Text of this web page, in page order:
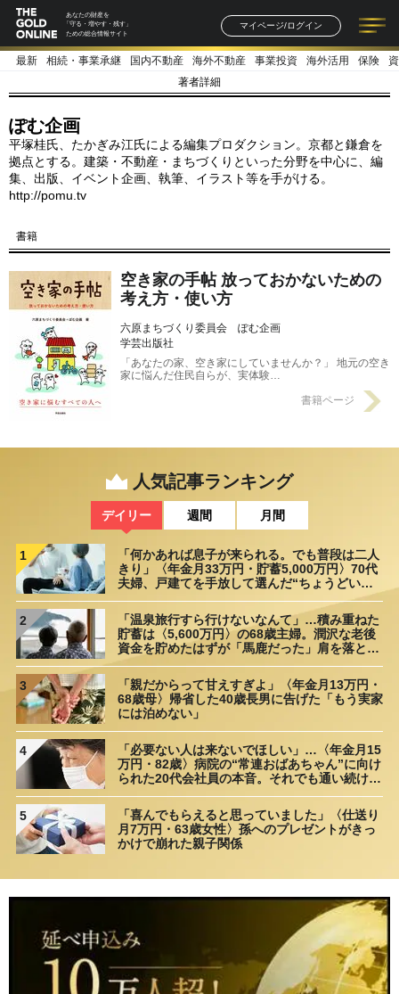
あなたの財産を
「守る・増やす・残す」
ための総合情報サイト
マイページ/ログイン
記事一覧 連載一覧
著者一覧 書籍一覧
最新 相続・事業承継 国内不動産 海外不動産 事業投資 海外活用 保険
著者詳細
ぽむ企画
平塚桂氏、たかぎみ江氏による編集プロダクション。京都と鎌倉を
拠点とする。建築・不動産・まちづくりといった分野を中心に、編
集、出版、イベント企画、執筆、イラスト等を手がける。
http://pomu.tv
書籍
空き家の手帖 放っておかないための
考え方・使い方
六原まちづくり委員会 ぽむ企画
学芸出版社
「あなたの家、空き家にしていませんか？」 地元の空き
家に悩んだ住民自らが、実体験…
書籍ページ
人気記事ランキング
デイリー 週間 月間
1
「何かあれば息子が来られる。でも普段は二人
きり」〈年金月33万円・貯蓄5,000万円〉70代
夫婦、戸建てを手放して選んだ“ちょうどいい
2
「温泉旅行すら行けないなんて」…積み重ねた
貯蓄は〈5,600万円〉の68歳主婦。潤沢な老後
資金を貯めたはずが「馬鹿だった」肩を落とす
3
「親だからって甘えすぎよ」〈年金月13万円・
68歳母〉帰省した40歳長男に告げた「もう実家
には泊めない」
4
「必要ない人は来ないでほしい」…〈年金月15
万円・82歳〉病院の“常連おばあちゃん”に向け
られた20代会社員の本音。それでも通い続ける
5
「喜んでもらえると思っていました」〈仕送り
月7万円・63歳女性〉孫へのプレゼントがきっ
かけで崩れた親子関係